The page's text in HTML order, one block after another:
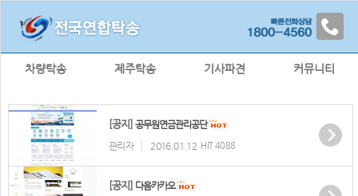
차량탁송 제주탁송 기사파견 커뮤니티
[공지] 공무원연금관리공단
관리자
2016.01.12 HIT 4088
[공지] 다음카카오